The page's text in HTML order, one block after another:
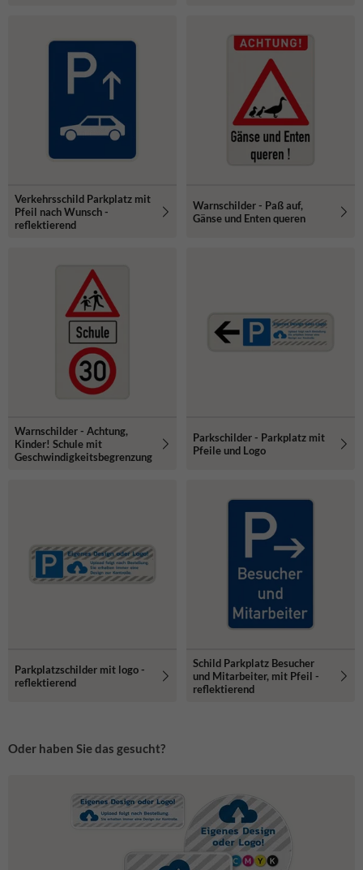
Verkehrsschild Parkplatz mit
Pfeil nach Wunsch -
reflektierend
Warnschilder - Paß auf,
Gänse und Enten queren
Warnschilder - Achtung,
Kinder! Schule mit
Geschwindigkeitsbegrenzung
Parkschilder - Parkplatz mit
Pfeile und Logo
Parkplatzschilder mit logo -
reflektierend
Schild Parkplatz Besucher
und Mitarbeiter, mit Pfeil -
reflektierend
Oder haben Sie das gesucht?